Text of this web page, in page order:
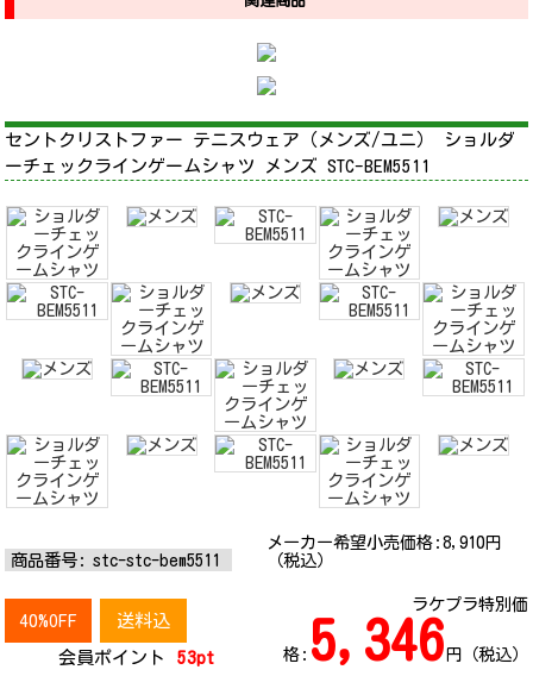
セントクリストファー テニスウェア（メンズ/ユニ） ショルダ
ーチェックラインゲームシャツ メンズ STC-BEM5511
商品番号: stc-stc-bem5511
メーカー希望小売価格: 8,910円
（税込）
40%OFF 送料込
会員ポイント 53pt
ラケプラ特別価
格: 5,346円（税込）